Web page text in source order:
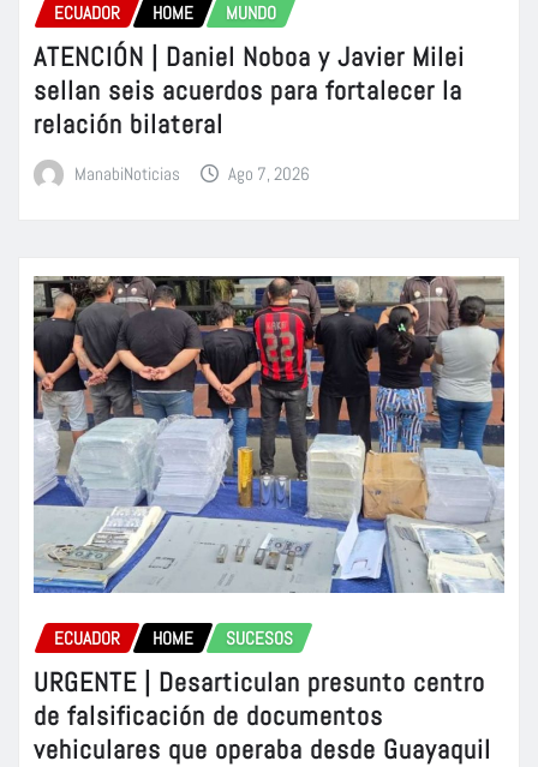
ECUADOR HOME MUNDO
ATENCIÓN | Daniel Noboa y Javier Milei
sellan seis acuerdos para fortalecer la
relación bilateral
ManabiNoticias Ago 7, 2026
ECUADOR HOME SUCESOS
URGENTE | Desarticulan presunto centro
de falsificación de documentos
vehiculares que operaba desde Guayaquil